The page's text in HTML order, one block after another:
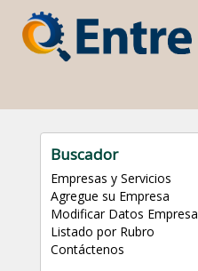
Buscador
Empresas y Servicios
Agregue su Empresa
Modificar Datos Empresa
Listado por Rubro
Contáctenos